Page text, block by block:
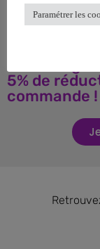
avec le BARF ?
GRATUIT SUR
5% de
commande !
Paramétrer les